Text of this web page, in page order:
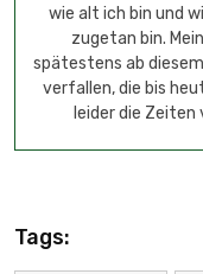
wie alt ich bin und
zugetan bin.
spätestens ab
verfallen, die bis
leider die Zeiten
Tags: